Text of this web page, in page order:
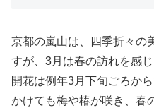
京都の嵐山は、四季折々の
すが、3月は春の訪れを感
開花は例年3月下旬ごろか
かけても梅や椿が咲き、春